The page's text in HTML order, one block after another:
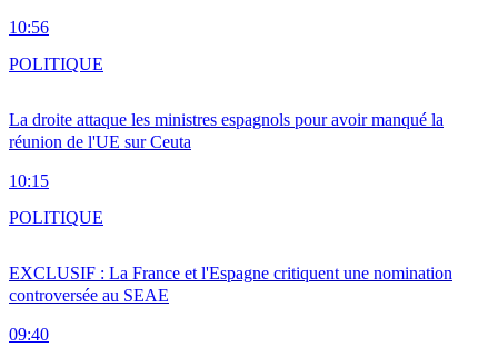
10:56
La droite attaque les ministres espagnols pour avoir manqué la
réunion de l'UE sur Ceuta
10:15
POLITIQUE
EXCLUSIF : La France et l'Espagne critiquent une nomination
controversée au SEAE
09:40
POLITIQUE